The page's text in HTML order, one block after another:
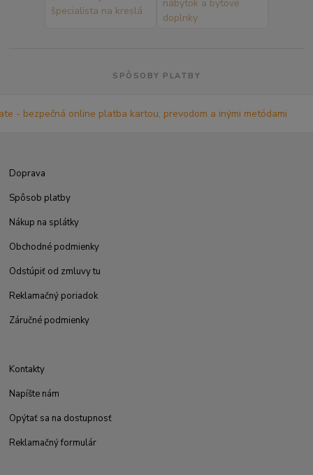
SPÔSOBY PLATBY
Doprava
Spôsob platby
Nákup na splátky
Obchodné podmienky
Odstúpiť od zmluvy tu
Reklamačný poriadok
Záručné podmienky
Kontakty
Napíšte nám
Opýtať sa na dostupnosť
Reklamačný formulár